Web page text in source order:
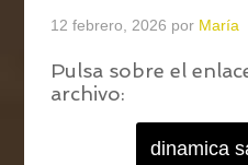
12 febrero, 2026 por María
Pulsa sobre el
archivo:
dinamica